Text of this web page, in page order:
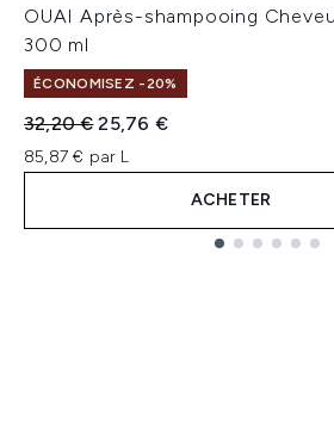
OUAI Après-shampooing
300 ml
ÉCONOMISEZ -20%
Prix de vente :
32,20 €Prix ​​actuel :
25,76 €
85,87 € par L
ACHETER